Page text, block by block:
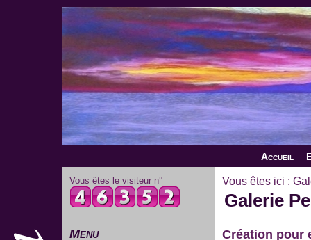
Accueil
Vous êtes le visiteur n°
Menu
Vous êtes ici :
Galerie
Création pour